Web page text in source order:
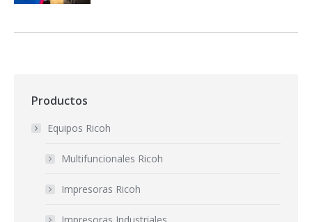
Productos
Equipos Ricoh
Multifuncionales Ricoh
Impresoras Ricoh